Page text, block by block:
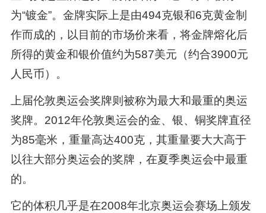
为“镀金”。金牌实际上是由494克银和6克黄金制
作而成的，以目前的市场价来看，将金牌熔化后
所得的黄金和银价值约为587美元（约合3900元
人民币）。
上届伦敦奥运会奖牌则被称为最大和最重的奥运
奖牌。2012年伦敦奥运会的金、银、铜奖牌直径
为85毫米，重量高达400克，其重量要大大高于
以往大部分奥运会的奖牌，在夏季奥运会中最重
的。
它的体积几乎是在2008年北京奥运会赛场上颁发